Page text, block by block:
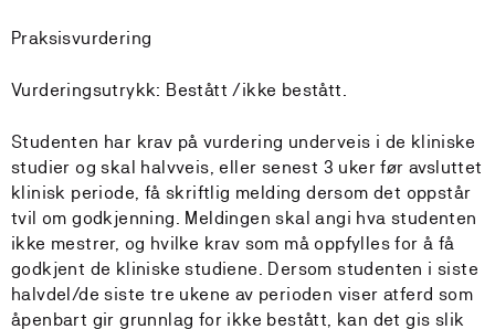
Praksisvurdering
Vurderingsutrykk: Bestått /ikke bestått.
Studenten har krav på vurdering underveis i de kliniske
studier og skal halvveis, eller senest 3 uker før avsluttet
klinisk periode, få skriftlig melding dersom det oppstår
tvil om godkjenning. Meldingen skal angi hva studenten
ikke mestrer, og hvilke krav som må oppfylles for å få
godkjent de kliniske studiene. Dersom studenten i siste
halvdel/de siste tre ukene av perioden viser atferd som
åpenbart gir grunnlag for ikke bestått, kan det gis slik